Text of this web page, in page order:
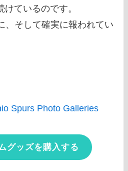
ているのです。
、そして確実に報われてい
Spurs Photo Galleries
グッズを購入する